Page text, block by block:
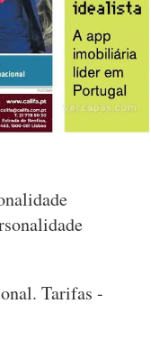
Tarifas -